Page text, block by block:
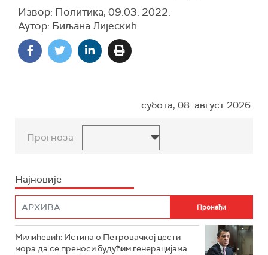
Извор: Политика, 09.03. 2022.
Аутор: Биљана Лијескић
субота, 08. август 2026.
Прогноза
Најновије
Милићевић: Истина о Петровачкој цести
мора да се преноси будућим генерацијама